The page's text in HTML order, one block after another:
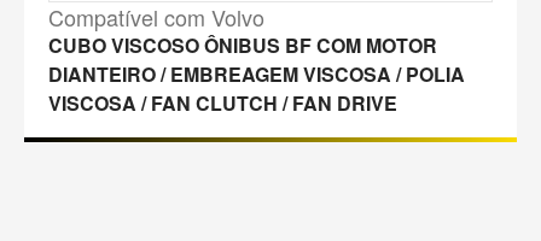
Compatível com Volvo
CUBO VISCOSO ÔNIBUS BF COM MOTOR
DIANTEIRO / EMBREAGEM VISCOSA / POLIA
VISCOSA / FAN CLUTCH / FAN DRIVE